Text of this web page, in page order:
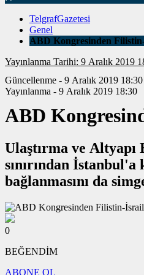
TelgrafGazetesi
Genel
ABD Kongresinden
Yayınlanma Tarihi: 9 Aralık
Güncellenme - 9 Aralık 2019 18:30
Yayınlanma - 9 Aralık 2019 18:30
ABD
Ulaştırma ve
sınırından İstanbul'a kadar ugüzergahıyla Halkalı-Kapıkule Demiryolu Hattı Projesi coğrafi olarak Türkiye’nin AB’ye
bağlanmasını da
0
BEĞENDİM
ABONE OL